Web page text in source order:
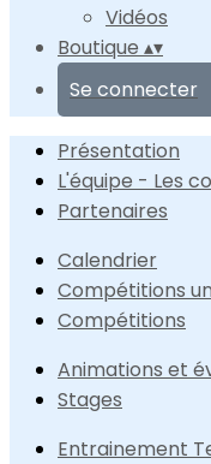
Vidéos
Boutique ▴▾
Se connecter
Présentation
L'équipe - Les
Partenaires
Calendrier
Compétitions
Compétitions
Animations et
Stages
Entrainement